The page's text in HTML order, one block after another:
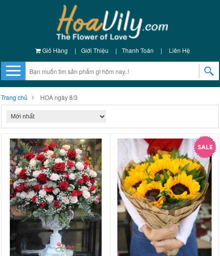
Giỏ Hàng | Giới Thiệu | Thanh Toán | Liên Hệ
Trang chủ HOA ngày 8/3